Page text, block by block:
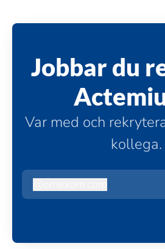
Jobbar du
Var med och
kollega.
omexom.com